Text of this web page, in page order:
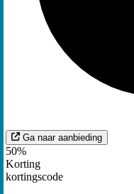
Ga naar aanbieding
50%
Korting
kortingscode